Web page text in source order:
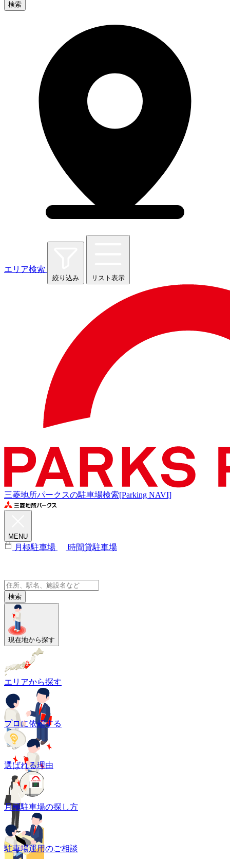
検索
エリア検索
絞り込み リスト表示
三菱地所パークスの駐車場検索[Parking NAVI]
MENU
月極駐車場 時間貸駐車場
検索
現在地から探す
エリアから探す
プロに依頼する
選ばれる理由
月極駐車場の探し方
駐車場運用のご相談